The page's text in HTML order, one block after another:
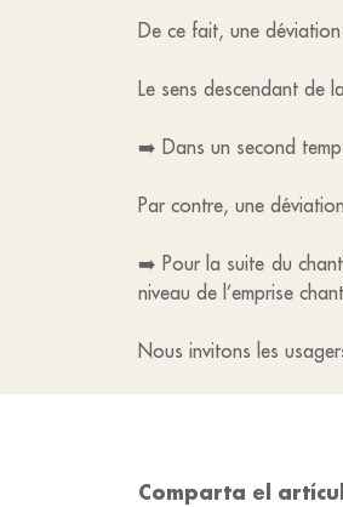
De ce fait, une
Le sens descendant de
➡️ Dans un second
Par contre, une
➡️ Pour la suite du
niveau de l’emprise
Nous invitons les
Comparta el